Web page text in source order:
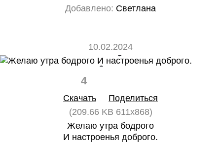
Добавлено: Светлана
10.02.2024
4
Скачать
Поделиться
(209.66 KB 611x868)
Желаю утра бодрого
И настроенья доброго.